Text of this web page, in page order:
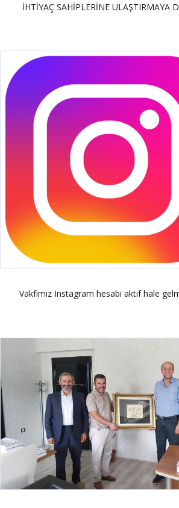
İHTİYAÇ SAHİPLERİNE ULAŞTIRMAYA
Vakfımız Instagram hesabı aktif hale